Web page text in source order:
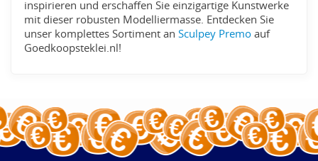
inspirieren und erschaffen Sie einzigartige Kunstwerke
mit dieser robusten Modelliermasse. Entdecken Sie
unser komplettes Sortiment anSculpey Premo auf
Goedkoopsteklei.nl!